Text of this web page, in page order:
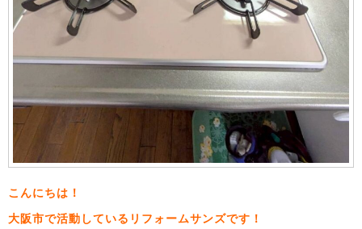
こんにちは！
大阪市で活動しているリフォームサンズです！